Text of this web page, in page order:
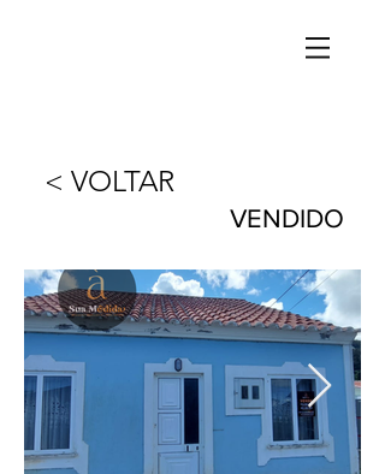
< VOLTAR
VENDIDO